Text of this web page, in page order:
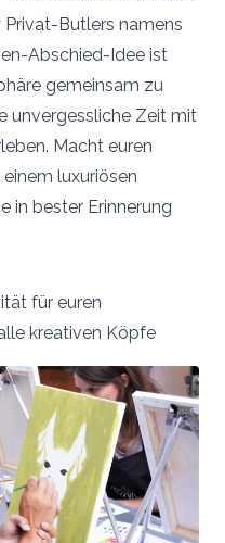
Privat-Butlers namens
Abschied-Idee ist
gemeinsam zu
unvergessliche Zeit mit
Macht euren
luxuriösen
in bester Erinnerung
für euren
kreativen Köpfe